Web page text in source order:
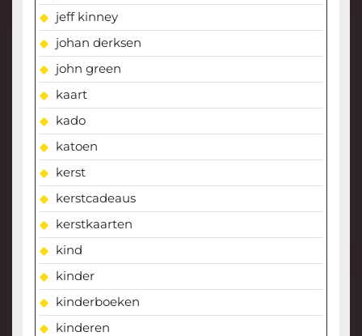
jeff kinney
johan derksen
john green
kaart
kado
katoen
kerst
kerstcadeaus
kerstkaarten
kind
kinder
kinderboeken
kinderen